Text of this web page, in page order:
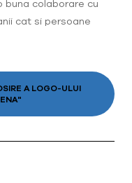
colaborare cu
cat si persoane
A LOGO-ULUI